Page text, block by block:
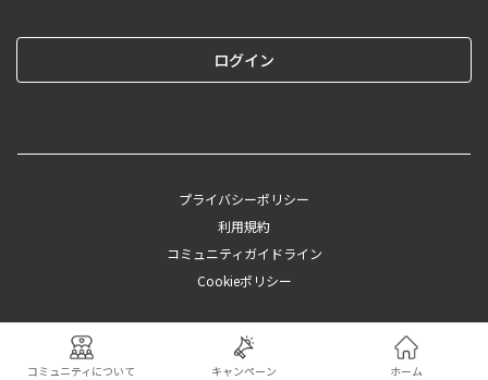
ログイン
プライバシーポリシー
利用規約
コミュニティガイドライン
Cookieポリシー
©︎2025 CAINZ
コミュニティについて キャンペーン ホーム